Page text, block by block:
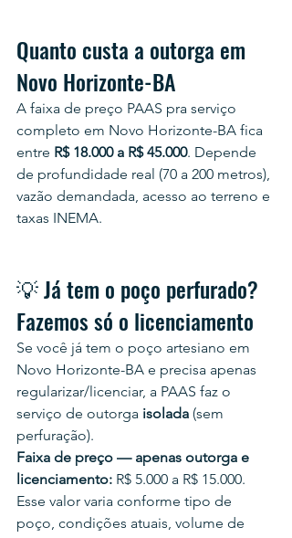
Quanto custa a outorga em
Novo Horizonte-BA
A faixa de preço PAAS pra serviço
completo em Novo Horizonte-BA fica
entre R$ 18.000 a R$ 45.000. Depende
de profundidade real (70 a 200 metros),
vazão demandada, acesso ao terreno e
taxas INEMA.
💡 Já tem o poço perfurado?
Fazemos só o licenciamento
Se você já tem o poço artesiano em
Novo Horizonte-BA e precisa apenas
regularizar/licenciar, a PAAS faz o
serviço de outorga isolada (sem
perfuração).
Faixa de preço — apenas outorga e
licenciamento: R$ 5.000 a R$ 15.000.
Esse valor varia conforme tipo de
poço, condições atuais, volume de